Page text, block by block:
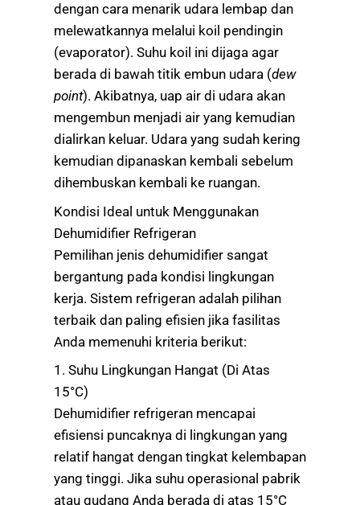
dengan cara menarik udara lembap dan
melewatkannya melalui koil pendingin
(evaporator). Suhu koil ini dijaga agar
berada di bawah titik embun udara (dew
point). Akibatnya, uap air di udara akan
mengembun menjadi air yang kemudian
dialirkan keluar. Udara yang sudah kering
kemudian dipanaskan kembali sebelum
dihembuskan kembali ke ruangan.
Kondisi Ideal untuk Menggunakan
Dehumidifier Refrigeran
Pemilihan jenis dehumidifier sangat
bergantung pada kondisi lingkungan
kerja. Sistem refrigeran adalah pilihan
terbaik dan paling efisien jika fasilitas
Anda memenuhi kriteria berikut:
1. Suhu Lingkungan Hangat (Di Atas
15°C)
Dehumidifier refrigeran mencapai
efisiensi puncaknya di lingkungan yang
relatif hangat dengan tingkat kelembapan
yang tinggi. Jika suhu operasional pabrik
atau gudang Anda berada di atas 15°C